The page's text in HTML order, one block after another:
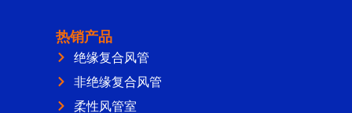
热销产品
绝缘复合风管
非绝缘复合风管
柔性风管室